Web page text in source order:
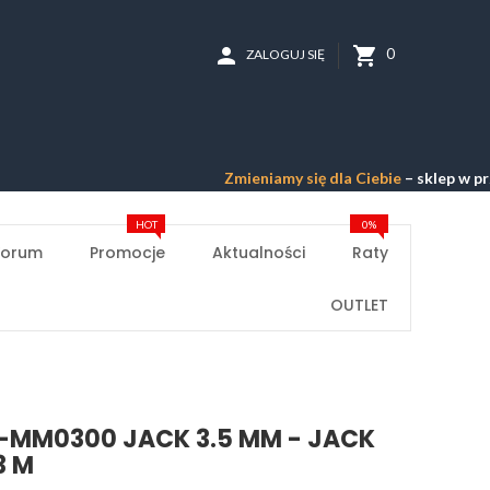
shopping_cart 0
person ZALOGUJ SIĘ
Zmieniamy się dla Ciebie– sklep w
Promocje
HOT
Aktualności Raty
0%
OUTLET
MM0300 JACK 3.5 MM - JACK
M